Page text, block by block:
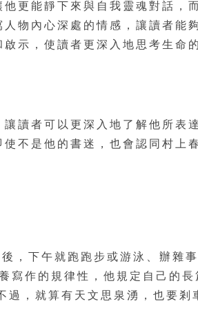
更能靜下來與自我靈魂對話，
物內心深處的情感，讓讀者能夠
示，使讀者更深入地思考生命的
讀者可以更深入地了解他所表達
不是他的書迷，也會認同村上春
下午就跑跑步或游泳、辦雜事
寫作的規律性，他規定自己的長
，就算有天文思泉湧，也要剎